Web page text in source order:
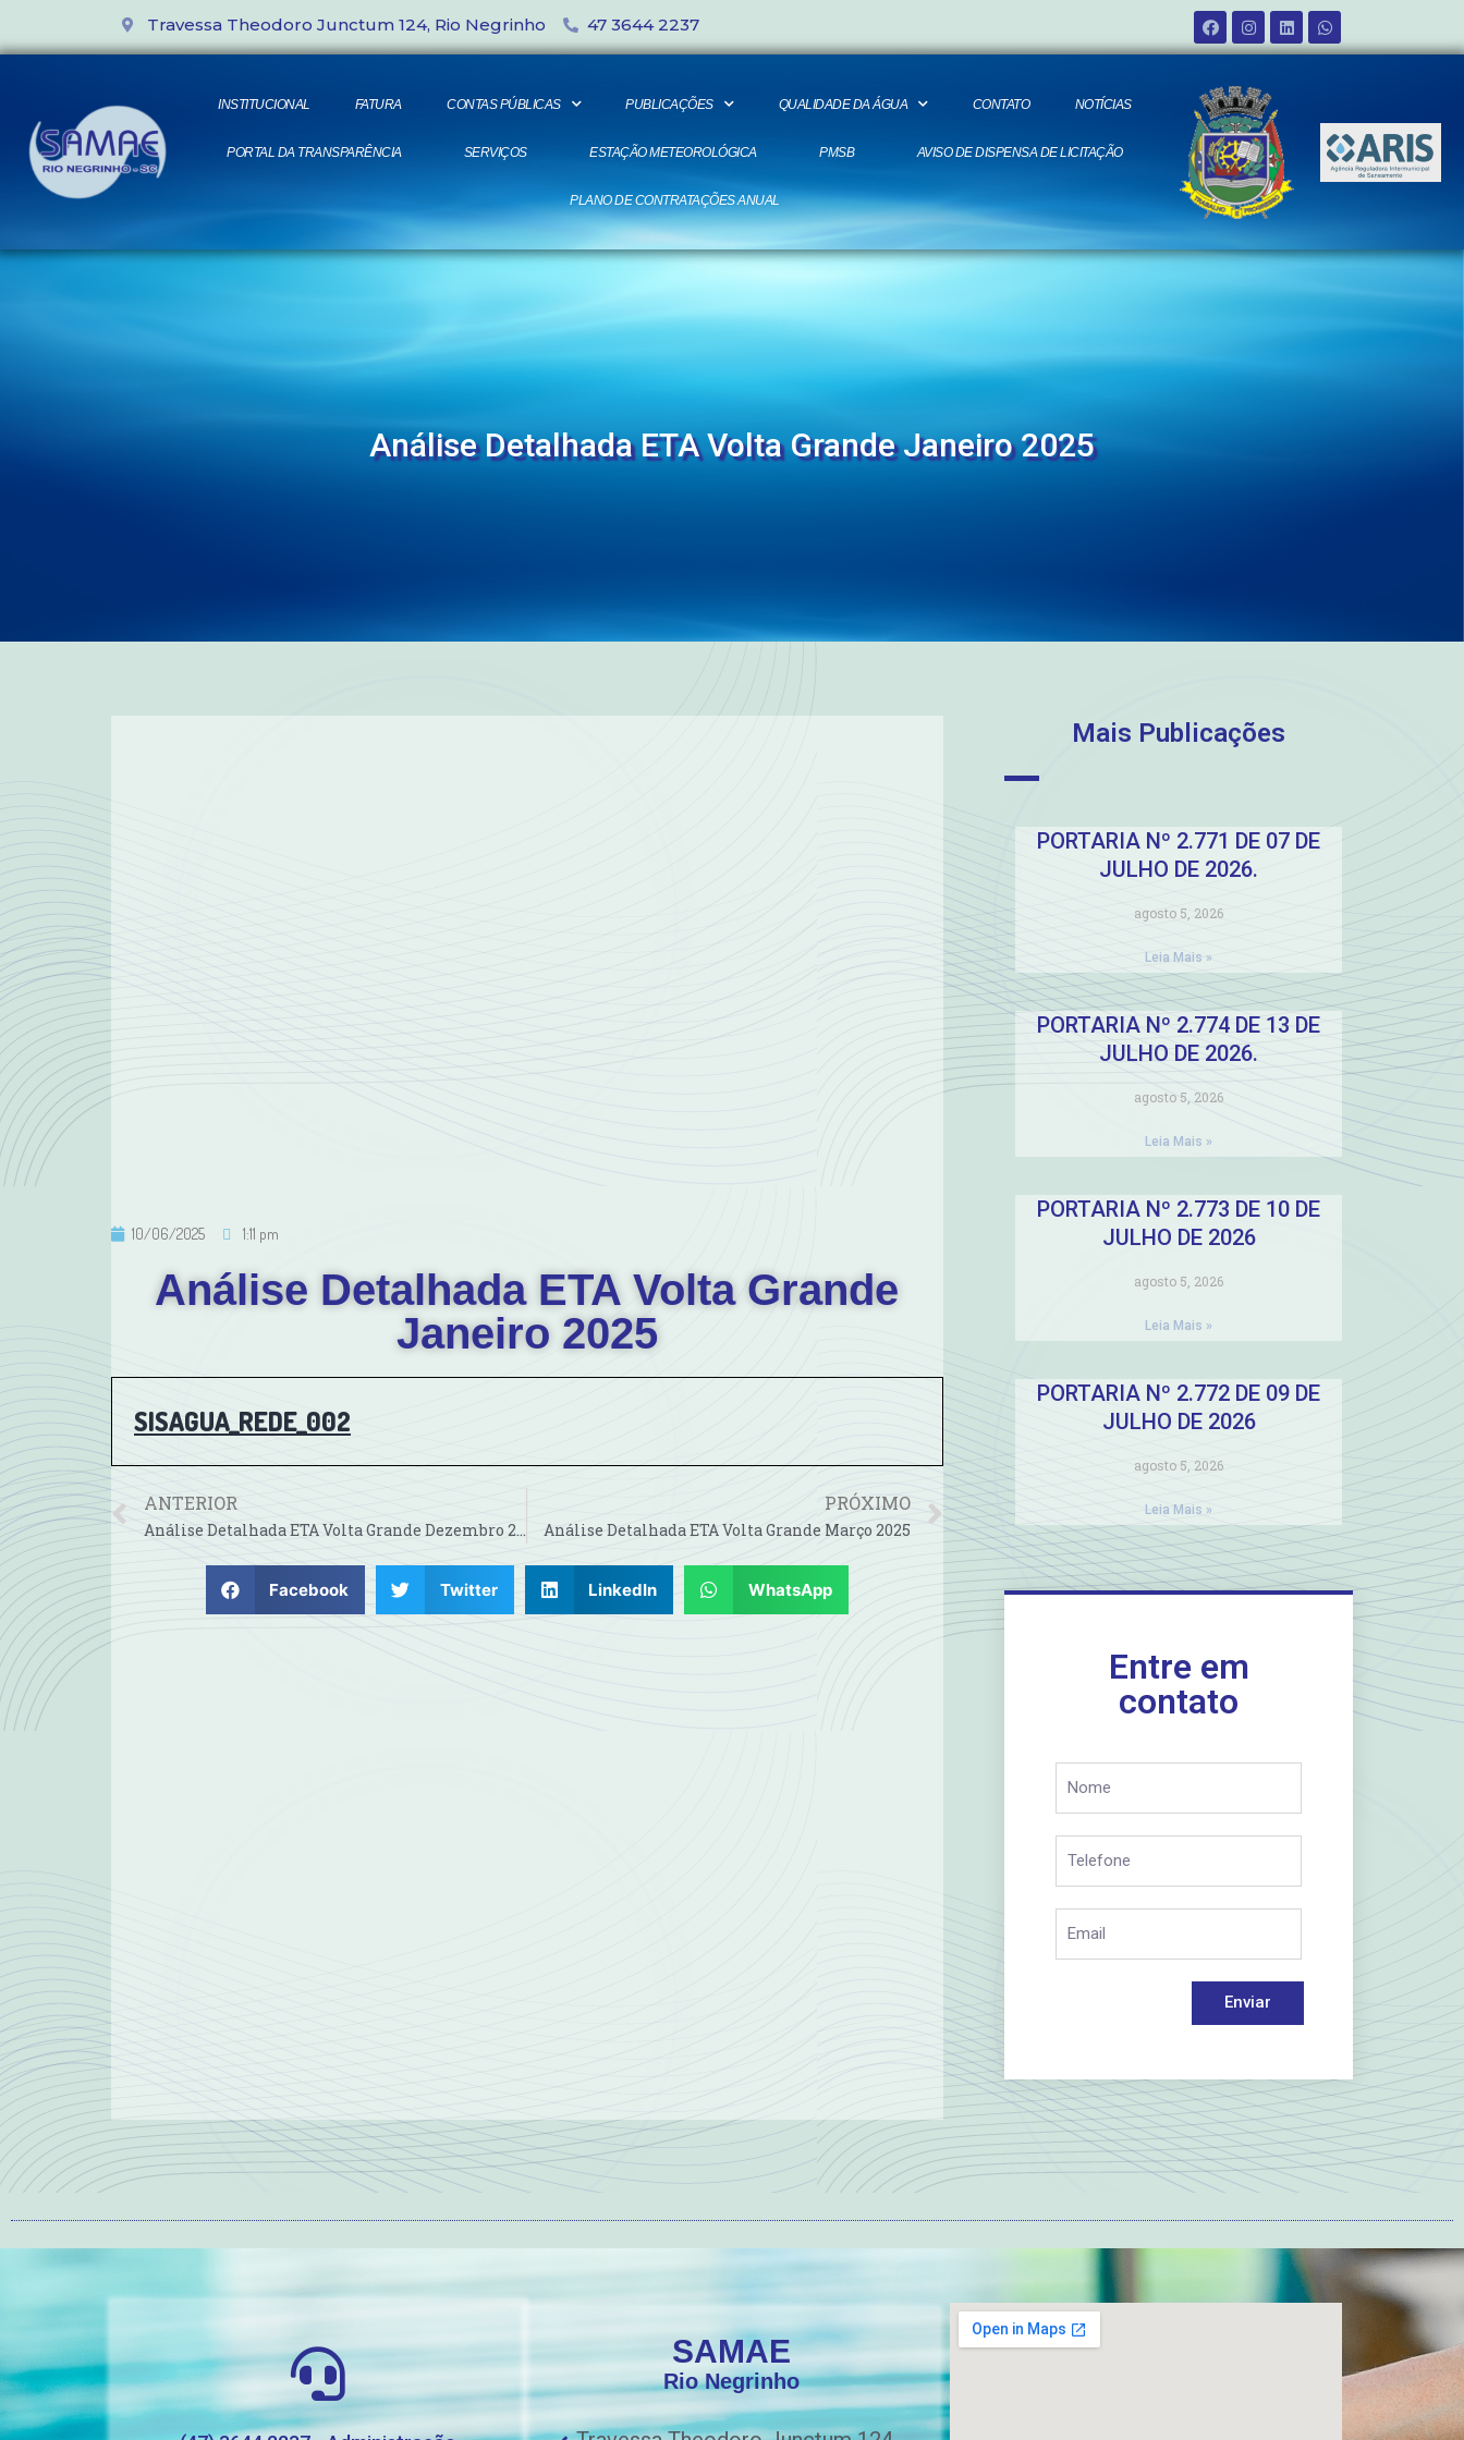
Travessa Theodoro Junctum 124, Rio Negrinho 47 3644 2237
INSTITUCIONAL FATURA CONTAS PÚBLICAS PUBLICAÇÕES QUALIDADE DA ÁGUA CONTATO NOTÍCIAS
PORTAL DA TRANSPARÊNCIA SERVIÇOS ESTAÇÃO METEOROLÓGICA PMSB AVISO DE DISPENSA DE LICITAÇÃO
PLANO DE CONTRATAÇÕES ANUAL
Análise Detalhada ETA Volta Grande Janeiro 2025
10/06/2025 1:11 pm
Análise Detalhada ETA Volta Grande
Janeiro 2025
SISAGUA_REDE_002
ANTERIOR
Análise Detalhada ETA Volta Grande Dezembro 2024
PRÓXIMO
Análise Detalhada ETA Volta Grande Março 2025
Facebook Twitter LinkedIn WhatsApp
Mais Publicações
PORTARIA Nº 2.771 DE 07 DE
JULHO DE 2026.
agosto 5, 2026
Leia Mais »
PORTARIA Nº 2.774 DE 13 DE
JULHO DE 2026.
agosto 5, 2026
Leia Mais »
PORTARIA Nº 2.773 DE 10 DE
JULHO DE 2026
agosto 5, 2026
Leia Mais »
PORTARIA Nº 2.772 DE 09 DE
JULHO DE 2026
agosto 5, 2026
Leia Mais »
Entre em
contato
Enviar
SAMAE
Rio Negrinho